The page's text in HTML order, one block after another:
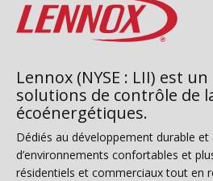
Lennox (NYSE : LII) est
solutions de contrôle de
écoénergétiques.
Dédiés au développement durable et
d’environnements confortables et
résidentiels et commerciaux tout en